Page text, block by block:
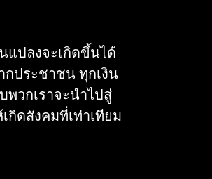
แปลงจะเกิดขึ้นได้
ประชาชน ทุกเงิน
วกเราจะนำไปสู่
กิดสังคมที่เท่าเทียม